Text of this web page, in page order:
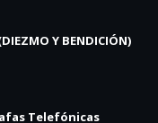
Y BENDICIÓN)
Telefónicas